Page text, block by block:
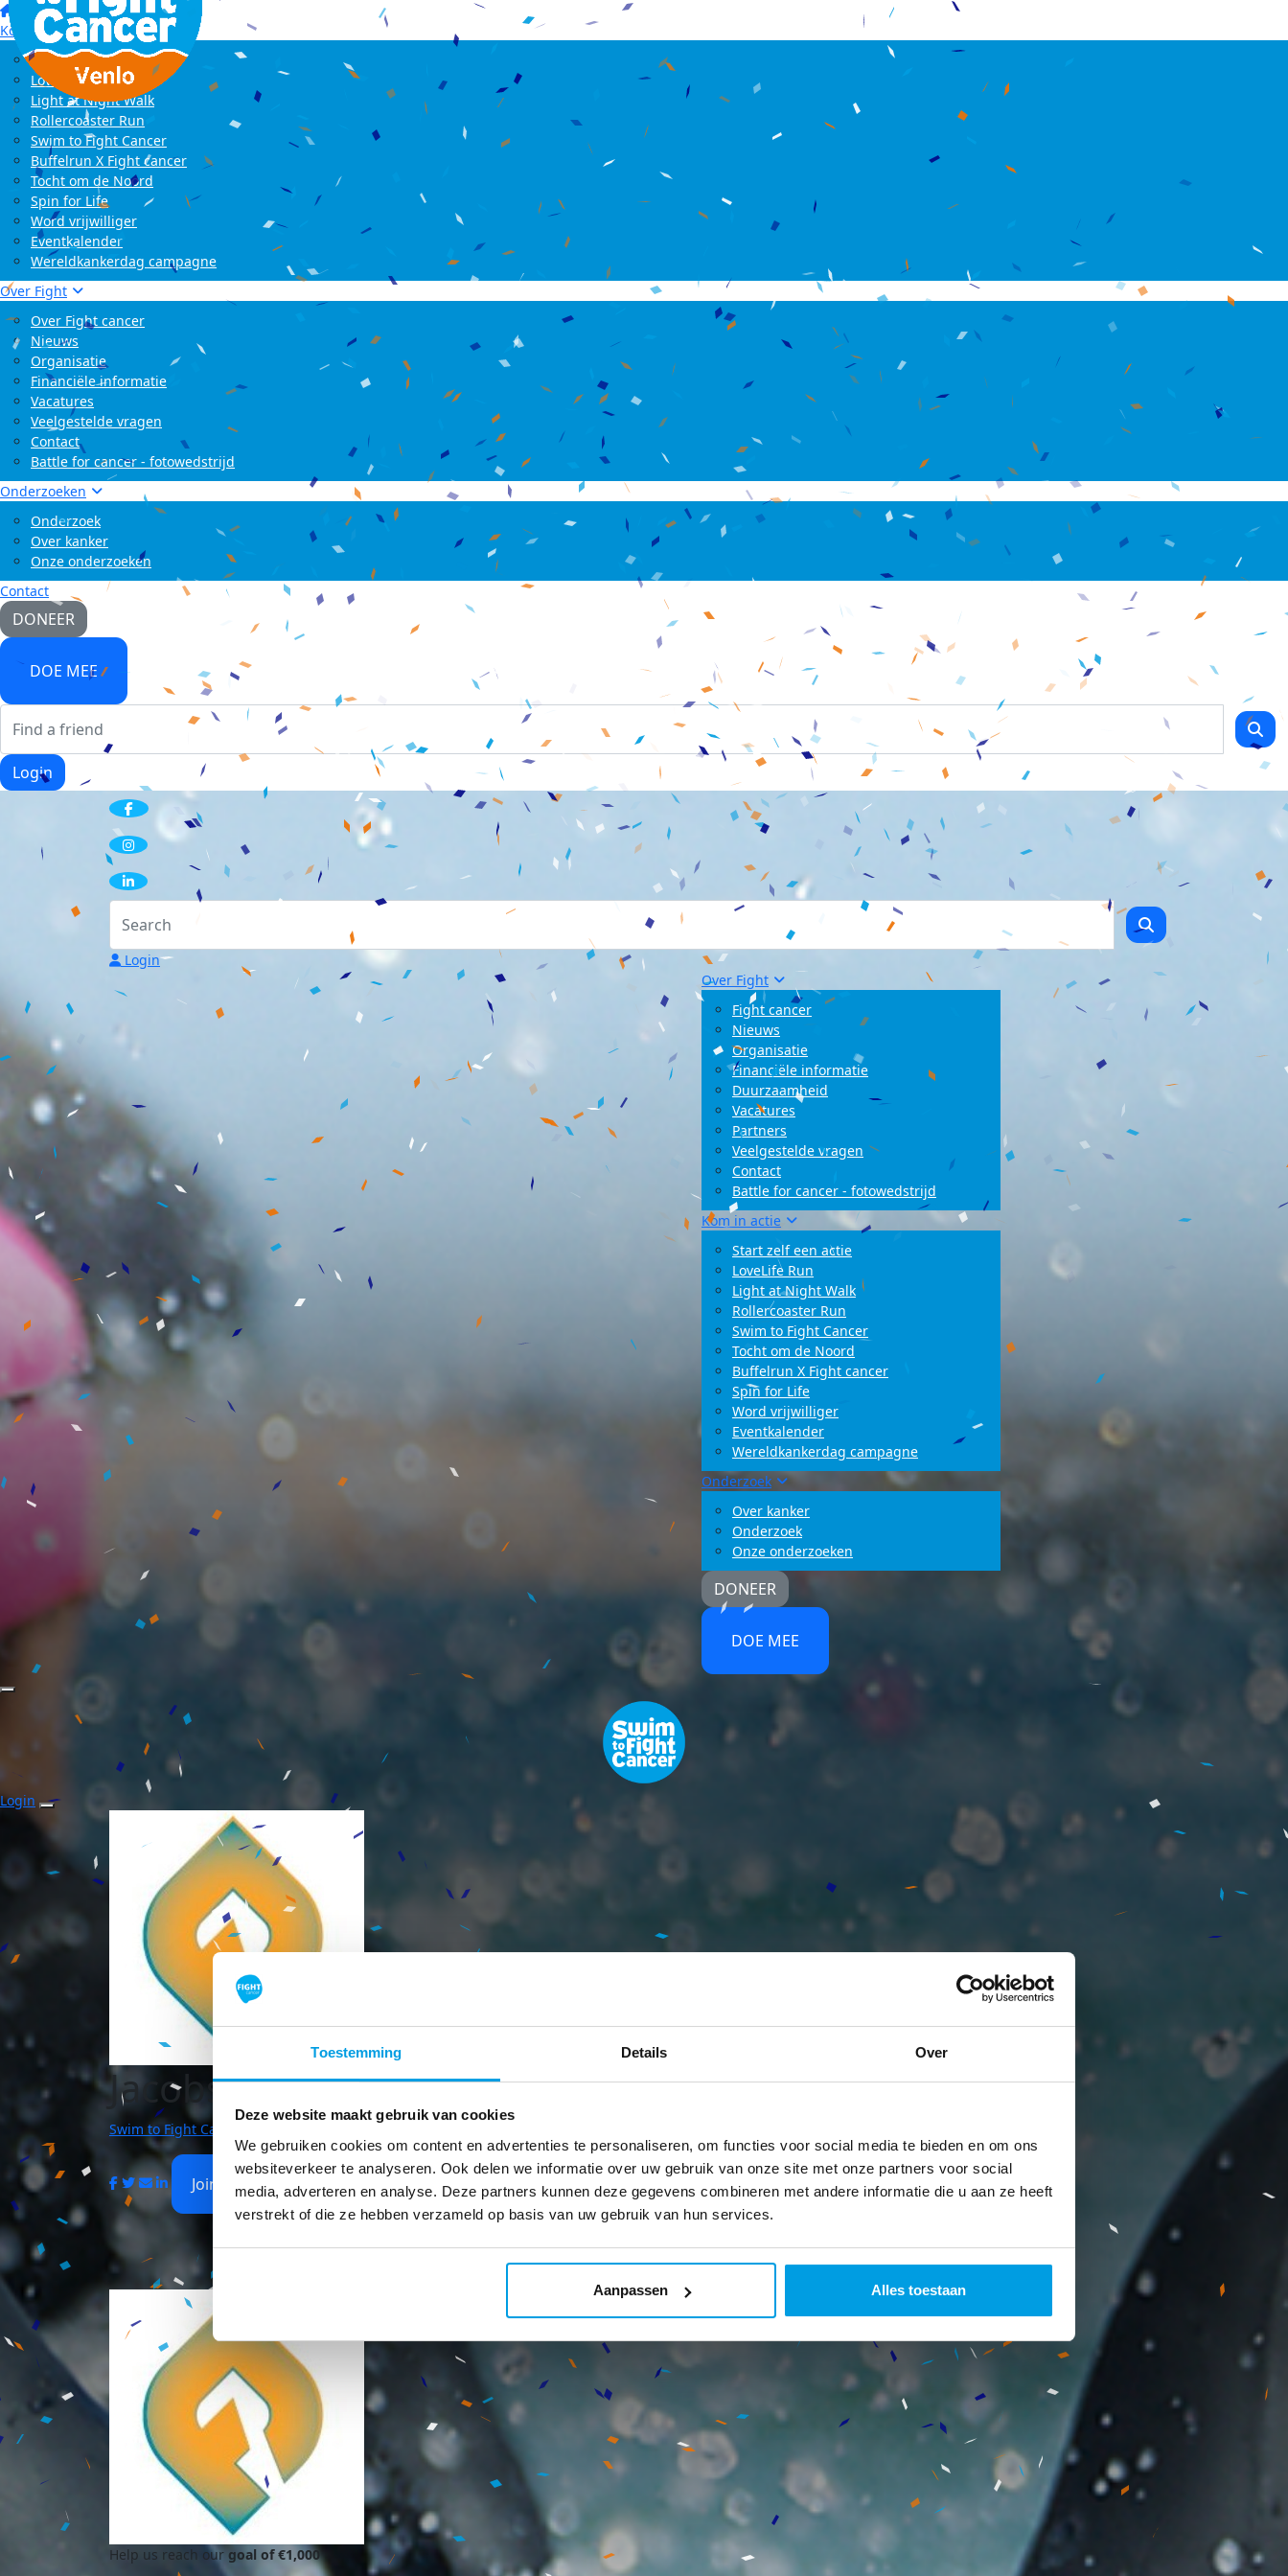
Toestemming Details Over
Deze website maakt gebruik van cookies
We gebruiken cookies om content en advertenties te personaliseren, om functies voor social media te bieden en om ons
websiteverkeer te analyseren. Ook delen we informatie over uw gebruik van onze site met onze partners voor social
media, adverteren en analyse. Deze partners kunnen deze gegevens combineren met andere informatie die u aan ze heeft
verstrekt of die ze hebben verzameld op basis van uw gebruik van hun services.
Aanpassen Alles toestaan
Home
Kom in actie
Start zelf een actie
LoveLife Run
Light at Night Walk
Rollercoaster Run
Swim to Fight Cancer
Buffelrun X Fight cancer
Tocht om de Noord
Spin for Life
Word vrijwilliger
Eventkalender
Wereldkankerdag campagne
Over Fight
Over Fight cancer
Nieuws
Organisatie
Financiële informatie
Vacatures
Veelgestelde vragen
Contact
Battle for cancer - fotowedstrijd
Onderzoeken
Onderzoek
Over kanker
Onze onderzoeken
Contact
DONEER
DOE MEE
Login
Login
Over Fight
Fight cancer
Nieuws
Organisatie
Financiële informatie
Duurzaamheid
Vacatures
Partners
Veelgestelde vragen
Contact
Battle for cancer - fotowedstrijd
Kom in actie
Start zelf een actie
LoveLife Run
Light at Night Walk
Rollercoaster Run
Swim to Fight Cancer
Tocht om de Noord
Buffelrun X Fight cancer
Spin for Life
Word vrijwilliger
Eventkalender
Wereldkankerdag campagne
Onderzoek
Over kanker
Onderzoek
Onze onderzoeken
DONEER
DOE MEE
Login
JacobsVerzekerd
Swim to Fight Cancer | Venlo
Join Us
Help us reach ourgoal of €1,000